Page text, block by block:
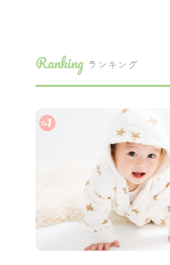
Ranking ランキング